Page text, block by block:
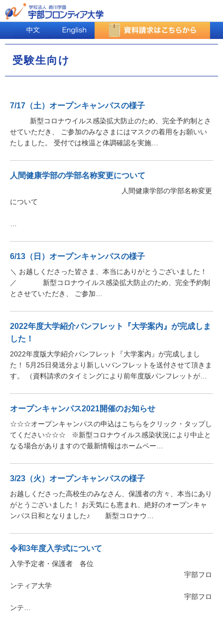
受験生向け
7/17（土）オープンキャンパスの様子
新型コロナウイルス感染拡大防止のため、完全予約制とさ
せていただき、 ご参加のみなさまにはマスクの着用をお願いい
たしました。 受付では検温と体調確認を実施…
人間健康学部の学部名称変更について
人間健康学部の学部名称変更
について
…
6/13（日）オープンキャンパスの様子
＼ お越しくださった皆さま、本当にありがとうございました！
／ 新型コロナウイルス感染拡大防止のため、完全予約制
とさせていただき、 ご参加…
2022年度大学紹介パンフレット『大学案内』が完成しま
した！
2022年度版大学紹介パンフレット『大学案内』が完成しまし
た！ 5月25日発送分より新しいパンフレットを送付させて頂きま
す。 （資料請求のタイミングにより前年度版パンフレットが…
オープンキャンパス2021開催のお知らせ
☆☆☆オープンキャンパスの申込はこちらをクリック・タップし
てください☆☆☆ ※新型コロナウイルス感染状況により中止と
なる場合がありますので最新情報はホームペー…
3/23（火）オープンキャンパスの様子
お越しくださった高校生のみなさん、保護者の方々、本当にあり
がとうございました！ お天気にも恵まれ、絶好のオープンキャ
ンパス日和となりました♪ 新型コロナウ…
令和3年度入学式について
入学予定者・保護者 各位
宇部フロ
ンティア大学
宇部フロ
ンテ…